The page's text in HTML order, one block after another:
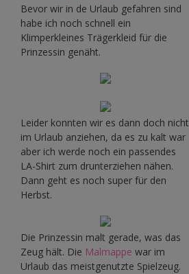
Bevor wir in de Urlaub gefahren sind
habe ich noch schnell ein
Klimperkleines Trägerkleid für die
Prinzessin genäht.
Leider konnten wir es dann doch nicht
im Urlaub anziehen, da es zu kalt war
aber ich werde noch ein passendes
LA-Shirt zum drunterziehen nähen.
Dann geht es noch super für den
Herbst.
Die Prinzessin malt gerade, was das
Zeug hält. Die Malmappe war im
Urlaub das meistgenutzte Spielzeug.